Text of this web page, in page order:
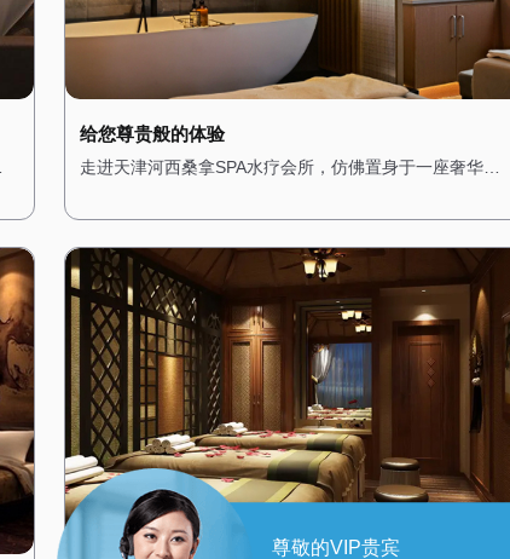
尊敬的VIP贵宾
给您尊贵般的体验
走进天津河西桑拿SPA水疗会所，仿佛置身于一座奢华的
天花板上悬挂着华丽的水晶吊灯，散发出柔和而璀璨的光
芒。墙壁上装饰着精美的壁画，描绘着古罗马的神话故
事，让人仿佛穿越时空。 会所的装修风格融合了古典与现
代元素，大理石地面与金色的装饰线条相得益彰，展现出
极致的奢华感。桑拿房采用进口的芬兰桑拿设备，内部装
饰以高档木材为主，搭配柔软的皮革座椅，让人在享受桑
拿时也能感受到舒适与尊贵。水疗区域则配备了私人水疗
套房，每个房间都配有独立的蒸汽房、按摩床和私人浴
缸，确保顾客在享受服务时的私密性。 在这里，每一位顾
客都能享受到皇家般的待遇，无论是从环境的布置还是服
务的细节，都让人感受到无与伦比的奢华体验。